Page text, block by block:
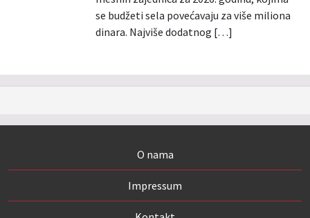
se budžeti sela povećavaju za više miliona
dinara. Najviše dodatnog […]
O nama
Impressum